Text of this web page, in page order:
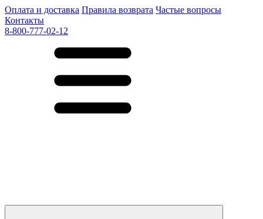
Оплата и доставка Правила возврата Частые вопросы
Контакты
8-800-777-02-12